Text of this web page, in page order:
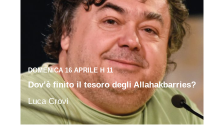
DOMENICA 16 APRILE H 11
Dov’è finito il tesoro degli Allahakbarries?
Luca Crovi